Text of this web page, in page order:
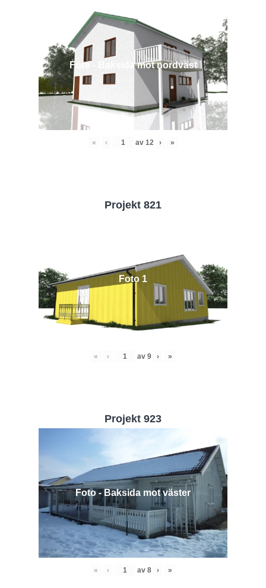
Före - Baksida mot nordväst
« ‹ av 12 › »
Projekt 821
Foto 1
« ‹ av 9 › »
Projekt 923
Foto - Baksida mot väster
« ‹ av 8 › »